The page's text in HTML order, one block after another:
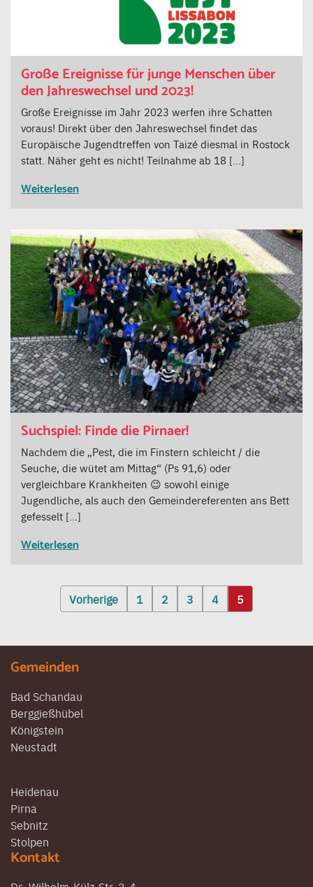
Große Ereignisse für junge Menschen über
den Jahreswechsel und 2023!
Große Ereignisse im Jahr 2023 werfen ihre Schatten
voraus! Direkt über den Jahreswechsel findet das
Europäische Jugendtreffen von Taizé diesmal in Rostock
statt. Näher geht es nicht! Teilnahme ab 18 […]
Weiterlesen
Suchspiel: Finde die Pirnaer!
Nachdem die „Pest, die im Finstern schleicht / die
Seuche, die wütet am Mittag“ (Ps 91,6) oder
vergleichbare Krankheiten 😉 sowohl einige
Jugendliche, als auch den Gemeindereferenten ans Bett
gefesselt […]
Weiterlesen
Seitennummerierung
der
Beiträge
Vorherige 1 2 3 4 5
Gemeinden
Bad Schandau
Berggießhübel
Königstein
Neustadt
Heidenau
Pirna
Sebnitz
Stolpen
Kontakt